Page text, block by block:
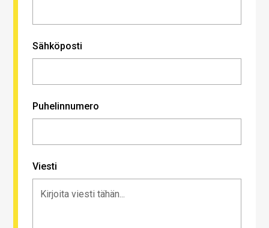
Sähköposti
Puhelinnumero
Viesti